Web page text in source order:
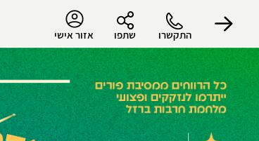
התקשרו שתפו אזור אישי